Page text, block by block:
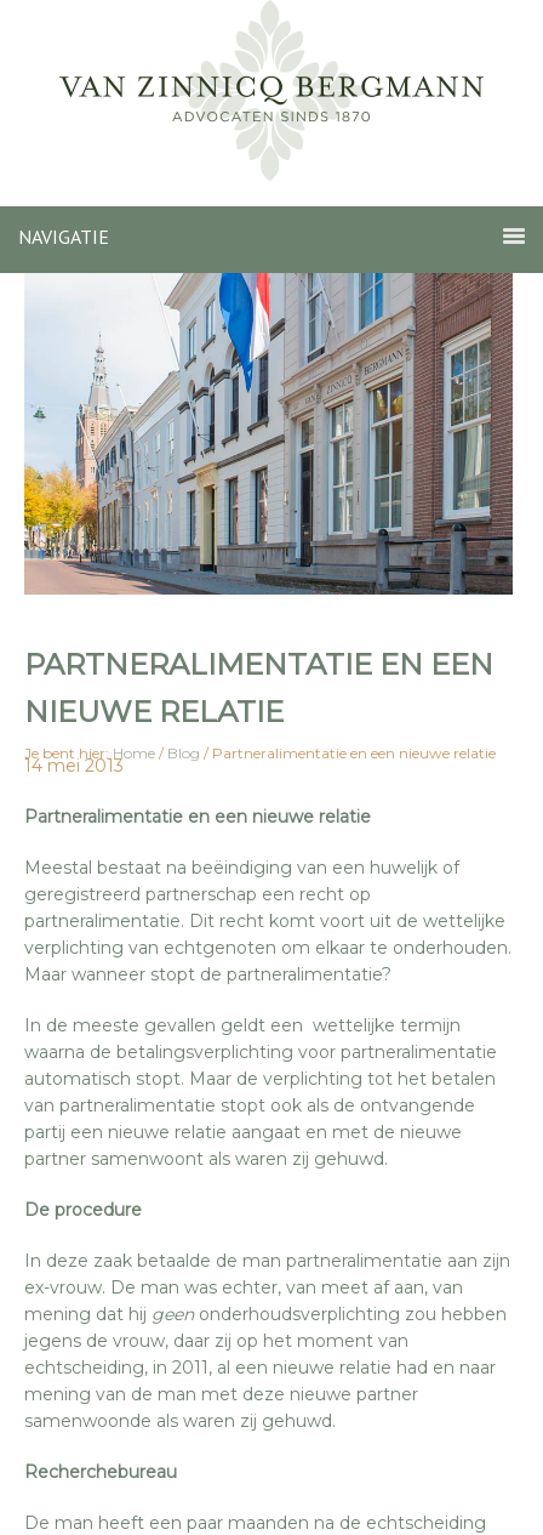
NAVIGATIE
PARTNERALIMENTATIE EN EEN
NIEUWE RELATIE
Je bent hier: Home / Blog /Partneralimentatie en een nieuwe relatie
14 mei 2013
Partneralimentatie en een nieuwe relatie
Meestal bestaat na beëindiging van een huwelijk of
geregistreerd partnerschap een recht op
partneralimentatie. Dit recht komt voort uit de wettelijke
verplichting van echtgenoten om elkaar te onderhouden.
Maar wanneer stopt de partneralimentatie?
In de meeste gevallen geldt een wettelijke termijn
waarna de betalingsverplichting voor partneralimentatie
automatisch stopt. Maar de verplichting tot het betalen
van partneralimentatie stopt ook als de ontvangende
partij een nieuwe relatie aangaat en met de nieuwe
partner samenwoont als waren zij gehuwd.
De procedure
In deze zaak betaalde de man partneralimentatie aan zijn
ex-vrouw. De man was echter, van meet af aan, van
mening dat hij geenonderhoudsverplichting zou hebben
jegens de vrouw, daar zij op het moment van
echtscheiding, in 2011, al een nieuwe relatie had en naar
mening van de man met deze nieuwe partner
samenwoonde als waren zij gehuwd.
Recherchebureau
De man heeft een paar maanden na de echtscheiding